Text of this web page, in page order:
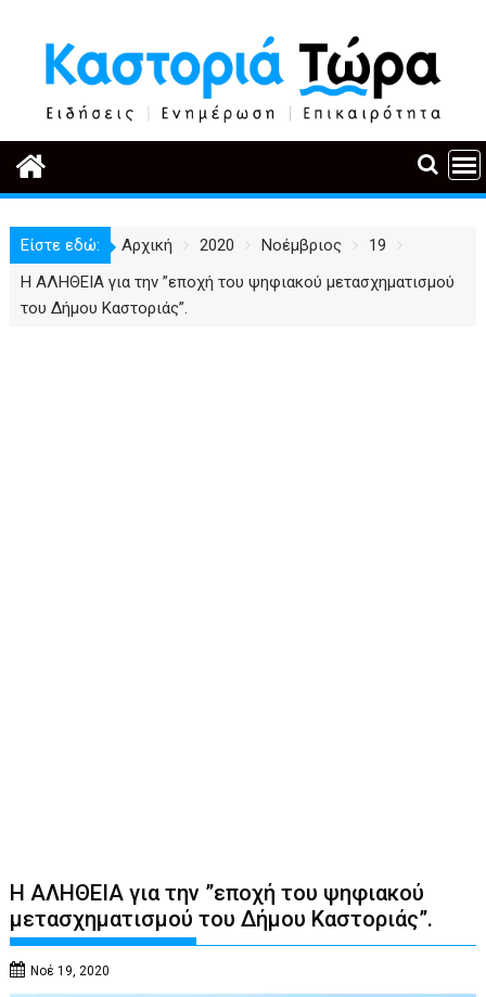
περιεχόμενο
Είστε εδώ: Αρχική 2020 Νοέμβριος
19
Η ΑΛΗΘΕΙΑ για την ”εποχή του ψηφιακού μετασχηματισμού
του Δήμου Καστοριάς”.
Η ΑΛΗΘΕΙΑ για την ”εποχή του ψηφιακού
μετασχηματισμού του Δήμου Καστοριάς”.
Νοέ 19, 2020